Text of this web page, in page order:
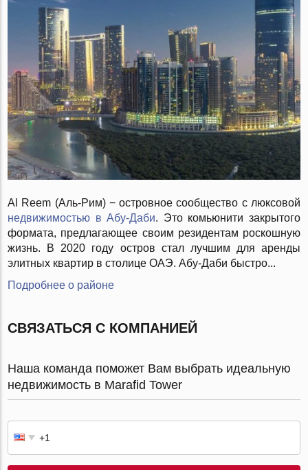
Al Reem (Аль-Рим) − островное сообщество с люксовой
недвижимостью в Абу-Даби. Это комьюнити закрытого
формата, предлагающее своим резидентам роскошную
жизнь. В 2020 году остров стал лучшим для аренды
элитных квартир в столице ОАЭ. Абу-Даби быстро...
Подробнее о районе
СВЯЗАТЬСЯ С КОМПАНИЕЙ
Наша команда поможет Вам выбрать идеальную
недвижимость в Marafid Tower